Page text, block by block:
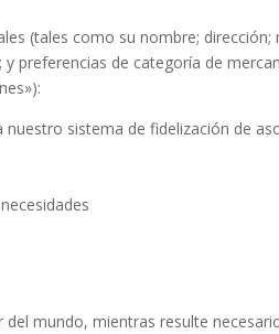
(tales como su nombre;
preferencias de categoría de
sistema de fidelización de
mundo, mientras resulte